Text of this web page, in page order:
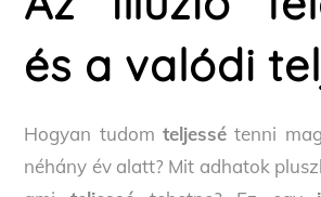
és a valódi
Hogyan tudomteljessé tenni
néhány év alatt? Mit adhatok